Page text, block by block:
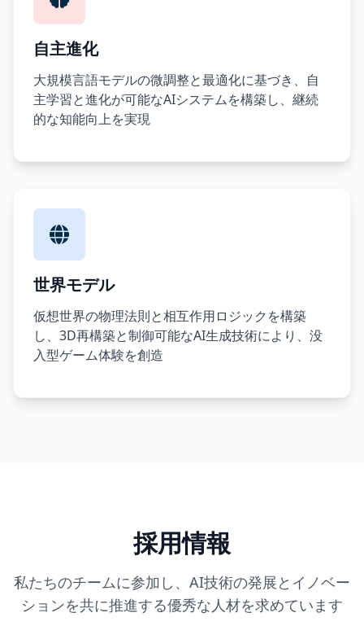
自主進化
大規模言語モデルの微調整と最適化に基づき、自
主学習と進化が可能なAIシステムを構築し、継続
的な知能向上を実現
世界モデル
仮想世界の物理法則と相互作用ロジックを構築
し、3D再構築と制御可能なAI生成技術により、没
入型ゲーム体験を創造
採用情報
私たちのチームに参加し、AI技術の発展とイノベー
ションを共に推進する優秀な人材を求めています